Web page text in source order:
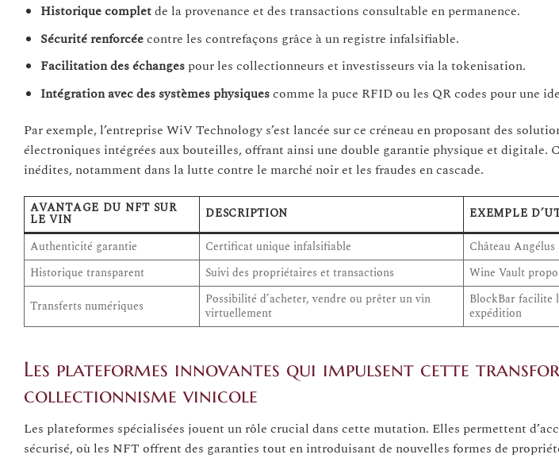
Historique completde la provenance et des transactions consultable en permanence.
Sécurité renforcéecontre les contrefaçons grâce à un registre infalsifiable.
Facilitation des échangespour les collectionneurs et investisseurs via la tokenisation.
Intégration avec des systèmes physiquescomme la puce RFID ou les QR codes pour une
Par exemple, l’entreprise WiV Technology s’est lancée sur ce créneau en proposant des
électroniques intégrées aux bouteilles, offrant ainsi une double garantie physique et digitale.
inédites, notamment dans la lutte contre le marché noir et les fraudes en cascade.
AVANTAGE DU NFT SUR
LE VIN DESCRIPTION
EXEMPLE
Authenticité garantie
Certificat unique infalsifiable
Château Angélus
Historique transparent
Suivi des propriétaires et transactions
Wine Vault
Transferts numériques
Possibilité d’acheter, vendre ou prêter un vin
virtuellement
BlockBar facilite
expédition
Les plateformes innovantes qui impulsent cette
collectionnisme vinicole
Les plateformes spécialisées jouent un rôle crucial dans cette mutation. Elles permettent
sécurisé, où les NFT offrent des garanties tout en introduisant de nouvelles formes de